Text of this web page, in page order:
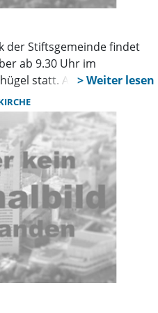
der Stiftsgemeinde findet
ab 9.30 Uhr im
statt. Als Referentin ist
eingeladen. Sie
Leben geht. Das
von 9 Euro. Anmeldungen
in der Stadtkirche
von 15 bis 17 Uhr und
bei Frauke Harland-